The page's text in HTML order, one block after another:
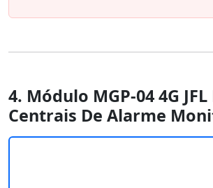
4. Módulo MGP-04 4G
Centrais De Alarme